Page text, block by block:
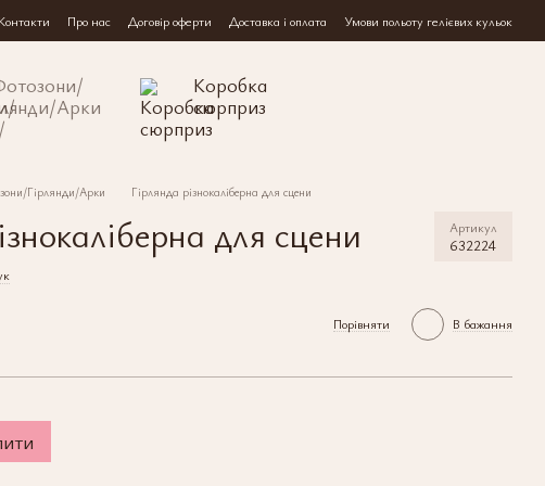
Контакти Про нас Договір оферти Доставка і оплата Умови польоту гелієвих кульок
Арки
Коробка
сюрприз
Гірлянди/Арки Гірлянда різнокаліберна для сцени
для сцени Артикул
632224
Порівняти В бажання